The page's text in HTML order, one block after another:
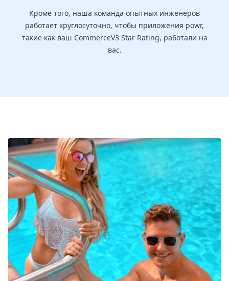
Кроме того, наша команда опытных инженеров
работает круглосуточно, чтобы приложения powr,
такие как ваш CommerceV3 Star Rating, работали на
вас.